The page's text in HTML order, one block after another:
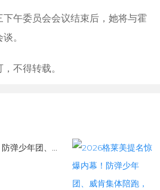
午委员会会议结束后，她将与霍
。
不得转载。
弹少年团、...